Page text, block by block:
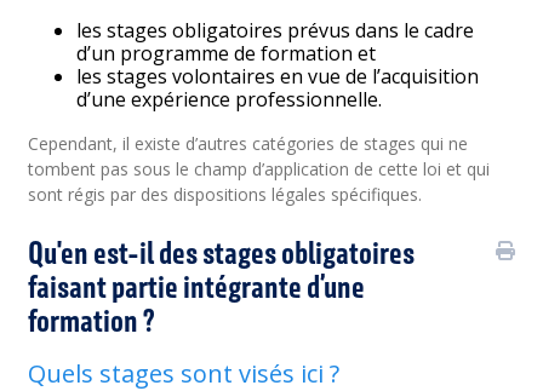
les stages obligatoires prévus dans le cadre
d’un programme de formation et
les stages volontaires en vue de l’acquisition
d’une expérience professionnelle.
Cependant, il existe d’autres catégories de stages qui ne
tombent pas sous le champ d’application de cette loi et qui
sont régis par des dispositions légales spécifiques.
Qu'en est-il des stages obligatoires
faisant partie intégrante d’une
formation ?
Quels stages sont visés ici ?